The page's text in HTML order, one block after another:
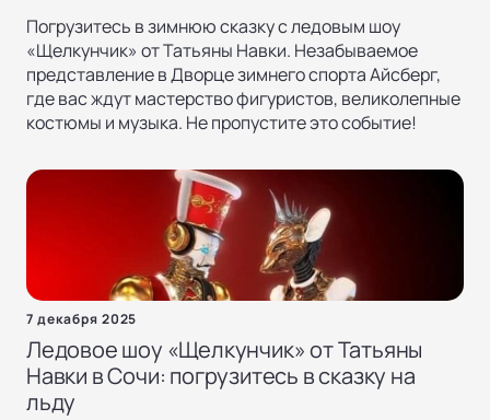
Погрузитесь в зимнюю сказку с ледовым шоу
«Щелкунчик» от Татьяны Навки. Незабываемое
представление в Дворце зимнего спорта Айсберг,
где вас ждут мастерство фигуристов, великолепные
костюмы и музыка. Не пропустите это событие!
7 декабря 2025
Ледовое шоу «Щелкунчик» от Татьяны
Навки в Сочи: погрузитесь в сказку на
льду